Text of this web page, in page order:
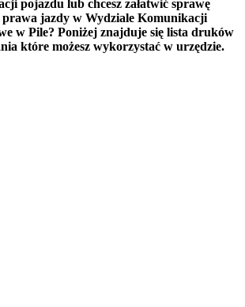
pojazdu lub chcesz załatwić sprawę
prawa jazdy w Wydziale Komunikacji
w Pile? Poniżej znajduje się lista druków
które możesz wykorzystać w urzędzie.